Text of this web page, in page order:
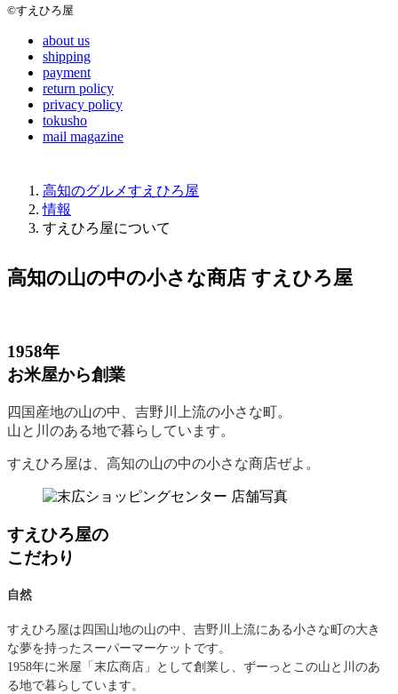
©すえひろ屋
about us
shipping
payment
return policy
privacy policy
tokusho
mail magazine
高知のグルメすえひろ屋
情報
すえひろ屋について
高知の山の中の小さな商店 すえひろ屋
1958年
お米屋から創業
四国産地の山の中、吉野川上流の小さな町。
山と川のある地で暮らしています。
すえひろ屋は、高知の山の中の小さな商店ぜよ。
すえひろ屋の
こだわり
自然
すえひろ屋は四国山地の山の中、吉野川上流にある小さな町の大き
な夢を持ったスーパーマーケットです。
1958年に米屋「末広商店」として創業し、ずーっとこの山と川のあ
る地で暮らしています。